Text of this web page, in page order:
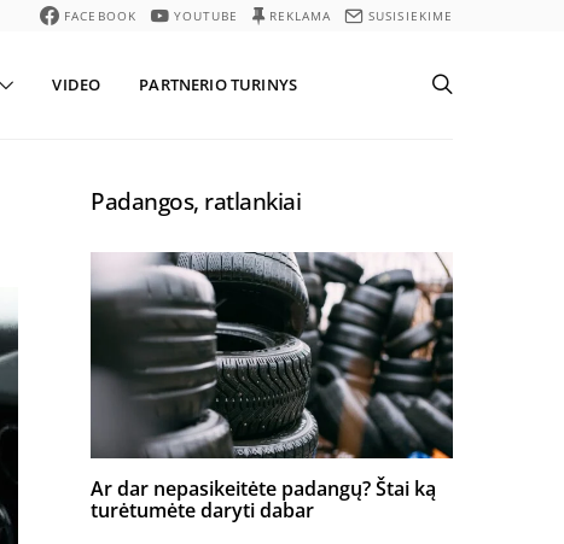
FACEBOOK YOUTUBE REKLAMA SUSISIEKIME
VIDEO PARTNERIO TURINYS
Padangos, ratlankiai
Ar dar nepasikeitėte padangų? Štai ką
turėtumėte daryti dabar